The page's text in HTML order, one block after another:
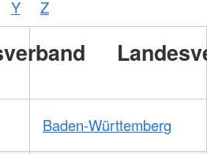
Y
Z
Baden-Württemberg